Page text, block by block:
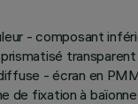
- composant
- écran en
de fixation à